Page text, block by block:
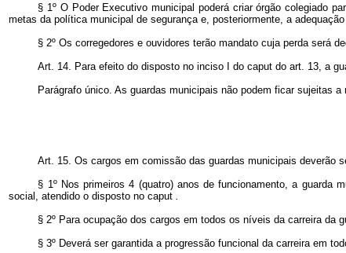
§ 1º O Poder Executivo municipal poderá criar órgão colegiado
metas da política municipal de segurança e, posteriormente, a
§ 2º Os corregedores e ouvidores terão mandato cuja perda será
Art. 14. Para efeito do disposto no inciso I docaputdo art. 13, a
Parágrafo único. As guardas municipais não podem ficar sujeitas
Art. 15. Os cargos em comissão das guardas municipais deverão
§ 1º Nos primeiros 4 (quatro) anos de funcionamento, a guarda
social, atendido o disposto no caput
§ 2º Para ocupação dos cargos em todos os níveis da carreira da
§ 3º Deverá ser garantida a progressão funcional da carreira em